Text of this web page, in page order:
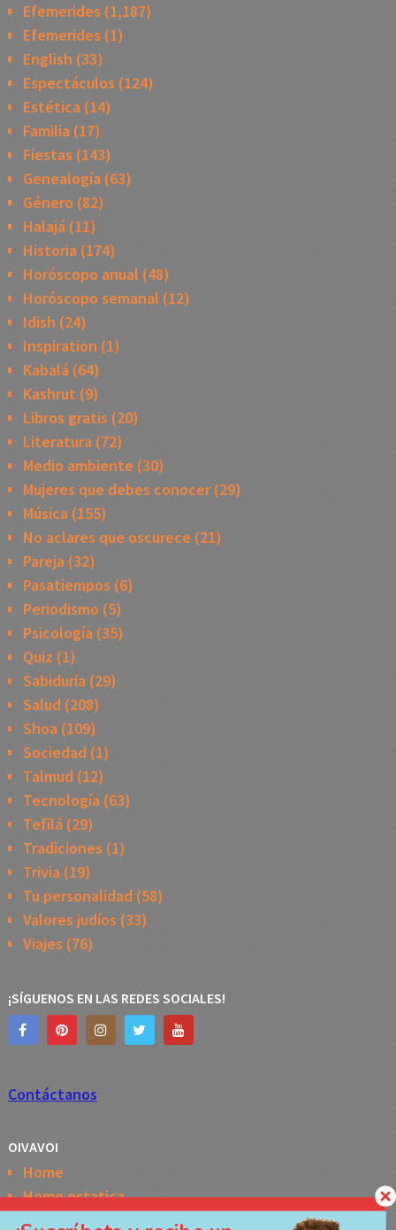
Efemerides (1,187)
Efemerides (1)
English (33)
Espectáculos (124)
Estética(14)
Familia(17)
Fiestas (143)
Genealogía(63)
Género (82)
Halajá(11)
Historia(174)
Horóscopo anual (48)
Horóscopo semanal (12)
Idish (24)
Inspiration (1)
Kabalá(64)
Kashrut (9)
Libros gratis (20)
Literatura(72)
Medio ambiente (30)
Mujeres que debes conocer(29)
Música(155)
No aclares que oscurece (21)
Pareja(32)
Pasatiempos (6)
Periodismo (5)
Psicología(35)
Quiz (1)
Sabiduría(29)
Salud (208)
Shoa(109)
Sociedad(1)
Talmud (12)
Tecnología(63)
Tefilá(29)
Tradiciones (1)
Trivia(19)
Tu personalidad(58)
Valores judíos (33)
Viajes (76)
¡SÍGUENOS EN LAS REDES SOCIALES!
Contáctanos
OIVAVOI
Home
Home estatica
Horóscopo semanal de la Kabbalah